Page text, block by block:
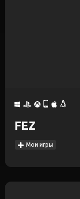
FEZ
Мои игры